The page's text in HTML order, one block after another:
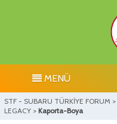
MENÜ
STF - SUBARU TÜRKİYE FORUM >
LEGACY > Kaporta-Boya